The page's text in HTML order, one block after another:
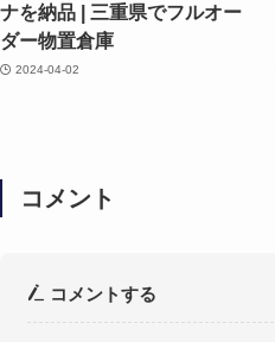
ナを納品 | 三重県でフルオー
ダー物置倉庫
2024-04-02
コメント
コメントする